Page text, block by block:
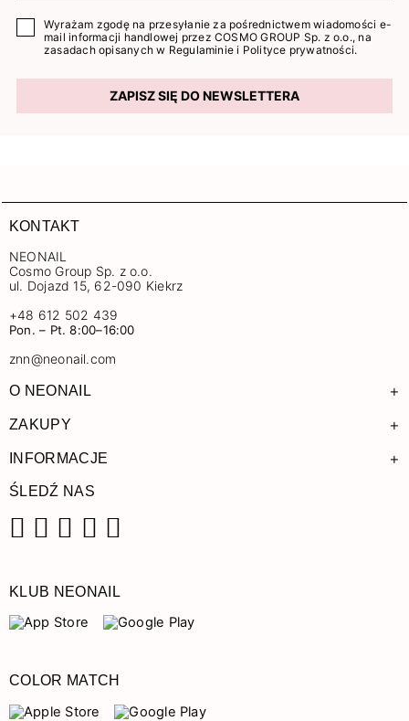
Wyrażam zgodę na przesyłanie za pośrednictwem wiadomości e-
mail informacji handlowej przez COSMO GROUP Sp. z o.o., na
zasadach opisanych w Regulaminie i Polityce prywatności.
ZAPISZ SIĘ DO NEWSLETTERA
KONTAKT
NEONAIL
Cosmo Group Sp. z o.o.
ul. Dojazd 15, 62-090 Kiekrz
+48 612 502 439
Pon. – Pt. 8:00–16:00
znn@neonail.com
O NEONAIL +
ZAKUPY +
INFORMACJE +
ŚLEDŹ NAS
KLUB NEONAIL
COLOR MATCH